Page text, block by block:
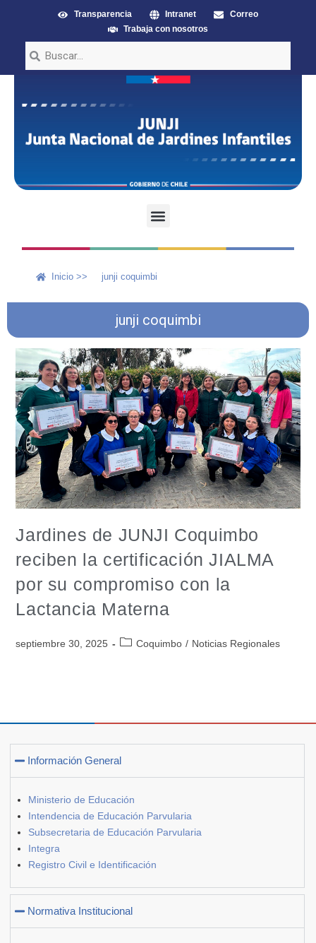
Transparencia Intranet
Correo
Trabaja con nosotros
Inicio >> junji coquimbi
junji coquimbi
Jardines de JUNJI Coquimbo
reciben la certificación JIALMA
por su compromiso con la
Lactancia Materna
septiembre 30, 2025 Coquimbo / Noticias Regionales
Información General
Ministerio de Educación
Intendencia de Educación Parvularia
Subsecretaria de Educación Parvularia
Integra
Registro Civil e Identificación
Normativa Institucional